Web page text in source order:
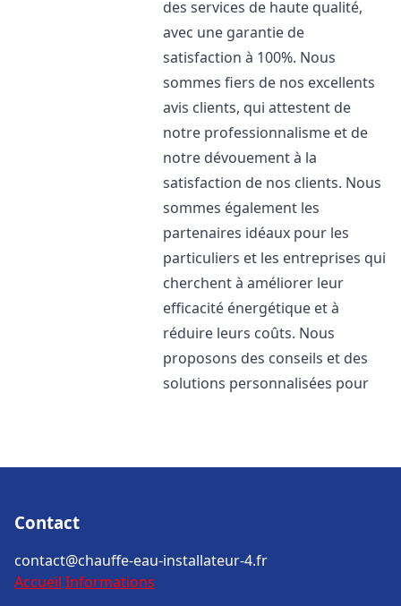
des services de haute qualité,
avec une garantie de
satisfaction à 100%. Nous
sommes fiers de nos excellents
avis clients, qui attestent de
notre professionnalisme et de
notre dévouement à la
satisfaction de nos clients. Nous
sommes également les
partenaires idéaux pour les
particuliers et les entreprises qui
cherchent à améliorer leur
efficacité énergétique et à
réduire leurs coûts. Nous
proposons des conseils et des
solutions personnalisées pour
Contact
contact@chauffe-eau-installateur-4.fr
Accueil Informations